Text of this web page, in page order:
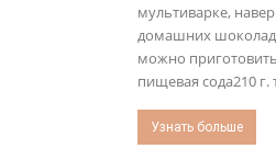
мультиварке,
домашних
можно
пищевая сода210
Узнать больше